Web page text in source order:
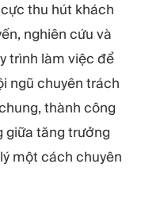
thu hút khách
nghiên cứu và
trình làm việc để
ngũ chuyên trách
thành công
giữa tăng trưởng
một cách chuyên